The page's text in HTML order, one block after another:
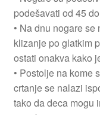
podešavati od 45
• Na dnu nogare
klizanje po glatkim
ostati onakva kako
• Postolje na kome
crtanje se nalazi
tako da deca mogu